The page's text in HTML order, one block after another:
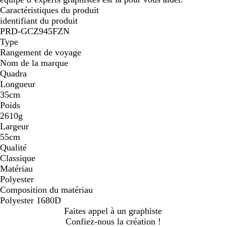
Caractéristiques du produit
identifiant du produit
PRD-GCZ945FZN
Type
Rangement de voyage
Nom de la marque
Quadra
Longueur
35cm
Poids
2610g
Largeur
55cm
Qualité
Classique
Matériau
Polyester
Composition du matériau
Polyester 1680D
Faites appel à un graphiste
Confiez-nous la création !